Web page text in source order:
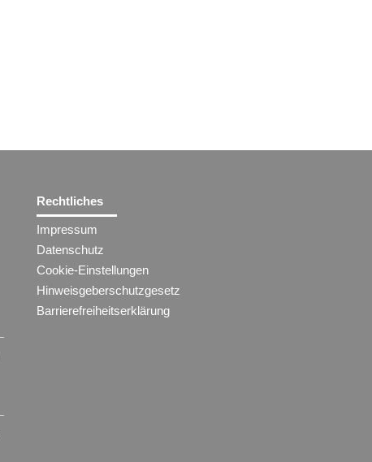
Rechtliches
Impressum
Datenschutz
Cookie-Einstellungen
Hinweisgeberschutzgesetz
Barrierefreiheitserklärung